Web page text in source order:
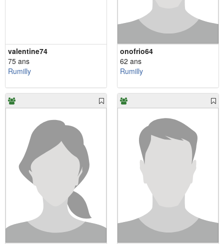
valentine74
75 ans
Rumilly
onofrio64
62 ans
Rumilly